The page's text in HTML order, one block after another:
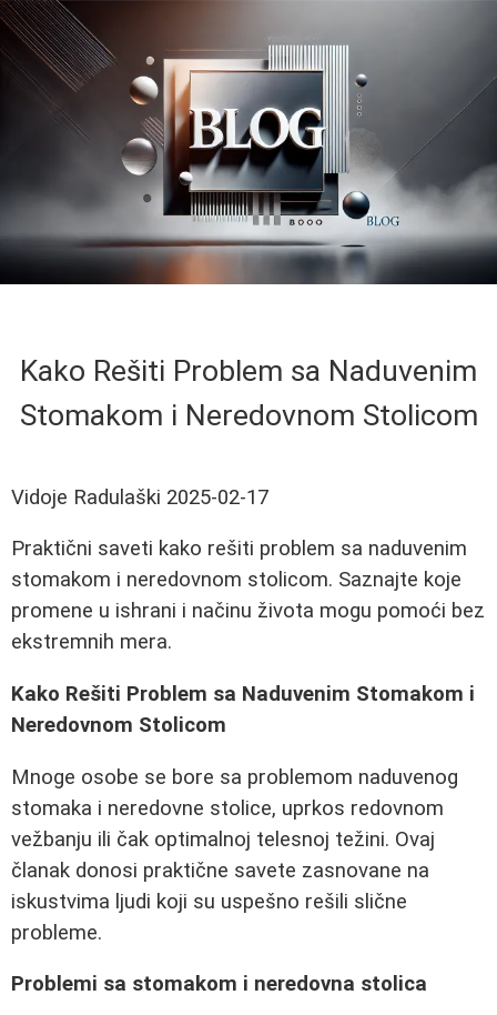
Kako Rešiti Problem sa Naduvenim
Stomakom i Neredovnom Stolicom
Vidoje Radulaški 2025-02-17
Praktični saveti kako rešiti problem sa naduvenim
stomakom i neredovnom stolicom. Saznajte koje
promene u ishrani i načinu života mogu pomoći bez
ekstremnih mera.
Kako Rešiti Problem sa Naduvenim Stomakom i
Neredovnom Stolicom
Mnoge osobe se bore sa problemom naduvenog
stomaka i neredovne stolice, uprkos redovnom
vežbanju ili čak optimalnoj telesnoj težini. Ovaj
članak donosi praktične savete zasnovane na
iskustvima ljudi koji su uspešno rešili slične
probleme.
Problemi sa stomakom i neredovna stolica